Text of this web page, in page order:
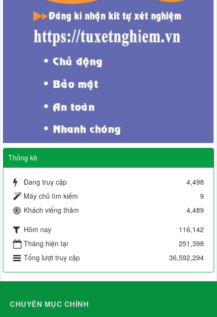
Thống kê
Đang truy cập
4,498
Máy chủ tìm kiếm
9
Khách viếng thăm
4,489
Hôm nay
116,142
Tháng hiện tại
251,398
Tổng lượt truy cập
36,592,294
CHUYÊN MỤC CHÍNH